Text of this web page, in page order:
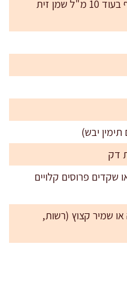
15 גרם חמאה (אפשר להחליף בעוד 10 מ"ל שמן זית
שקדים פרוסים קלויים
או שמיר קצוץ (רשות,